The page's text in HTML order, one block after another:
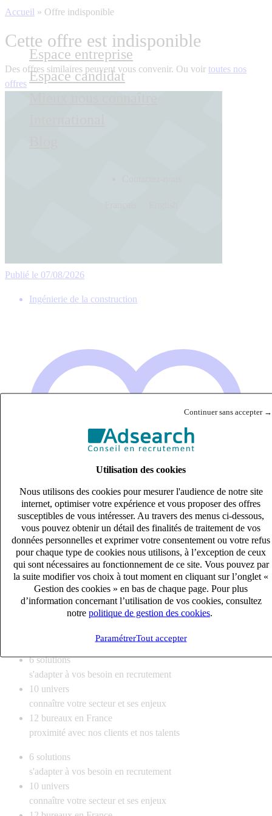
Continuer sans accepter →
Utilisation des cookies
Nous utilisons des cookies pour mesurer l'audience de notre site
internet, optimiser votre expérience et vous proposer des offres
susceptibles de vous intéresser. Au travers des menus ci-dessous,
vous pouvez obtenir un détail des finalités de traitement de vos
données personnelles et exprimer votre consentement ou votre refus
pour chaque type de cookies nous utilisons, à l’exception de ceux
qui sont nécessaires au fonctionnement de ce site. Vous pouvez par
la suite modifier vos choix à tout moment en cliquant sur l’onglet «
Gestion des cookies » en bas de chaque page. Pour plus
d’information concernant l’utilisation de vos cookies, consultez
notre politique de gestion des cookies
ParamétrerTout accepter
Espace entreprise
Espace candidat
Accueil » Offre indisponible
Cette offre est indisponible
Des offres similaires peuvent vous convenir. Ou voir toutes nos
offres
Publié le 07/08/2026
Ingénierie de la construction
Responsable d’Appels d’Offres Gros œuvre Bâtiment (H/F)
CDI
Lingolsheim, Bas-Rhin (67380)
6 solutions
s'adapter à vos besoin en recrutement
10 univers
connaître votre secteur et ses enjeux
12 bureaux en France
proximité avec nos clients et nos talents
6 solutions
s'adapter à vos besoin en recrutement
10 univers
connaître votre secteur et ses enjeux